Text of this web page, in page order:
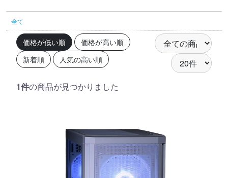
全て
価格が低い順
価格が高い順
新着順
人気の高い順
1件の商品が見つかりました